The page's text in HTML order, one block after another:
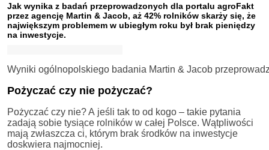
Jak wynika z badań przeprowadzonych dla portalu agroFakt
przez agencję Martin & Jacob, aż 42% rolników skarży się, że
największym problemem w ubiegłym roku był brak pieniędzy
na inwestycje.
Wyniki ogólnopolskiego badania Martin & Jacob
Pożyczać czy nie pożyczać?
Pożyczać czy nie? A jeśli tak to od kogo – takie pytania
zadają sobie tysiące rolników w całej Polsce. Wątpliwości
mają zwłaszcza ci, którym brak środków na inwestycje
doskwiera najmocniej.